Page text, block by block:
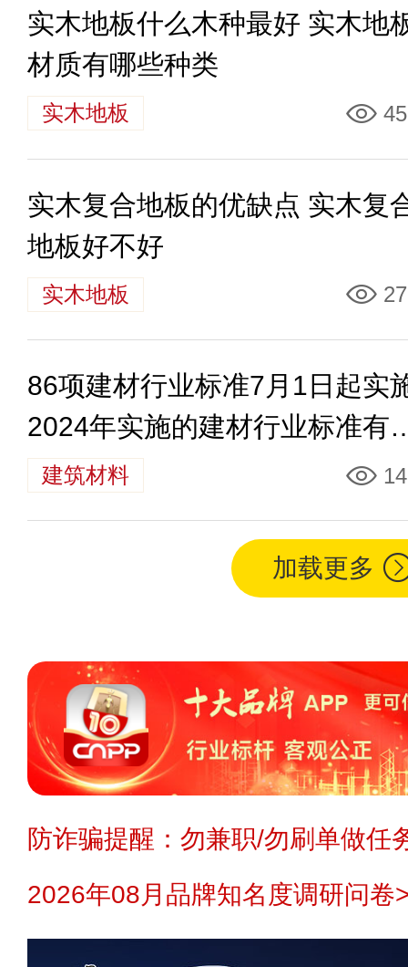
实木地板什么木种最好 实木地
材质有哪些种类
实木地板
实木复合地板的优缺点 实木复
地板好不好
实木地板
86项建材行业标准7月1日起实
2024年实施的建材行业标准有
些建筑材料
加载更多
防诈骗提醒：勿兼职/勿刷单做任
2026年08月品牌知名度调研问卷